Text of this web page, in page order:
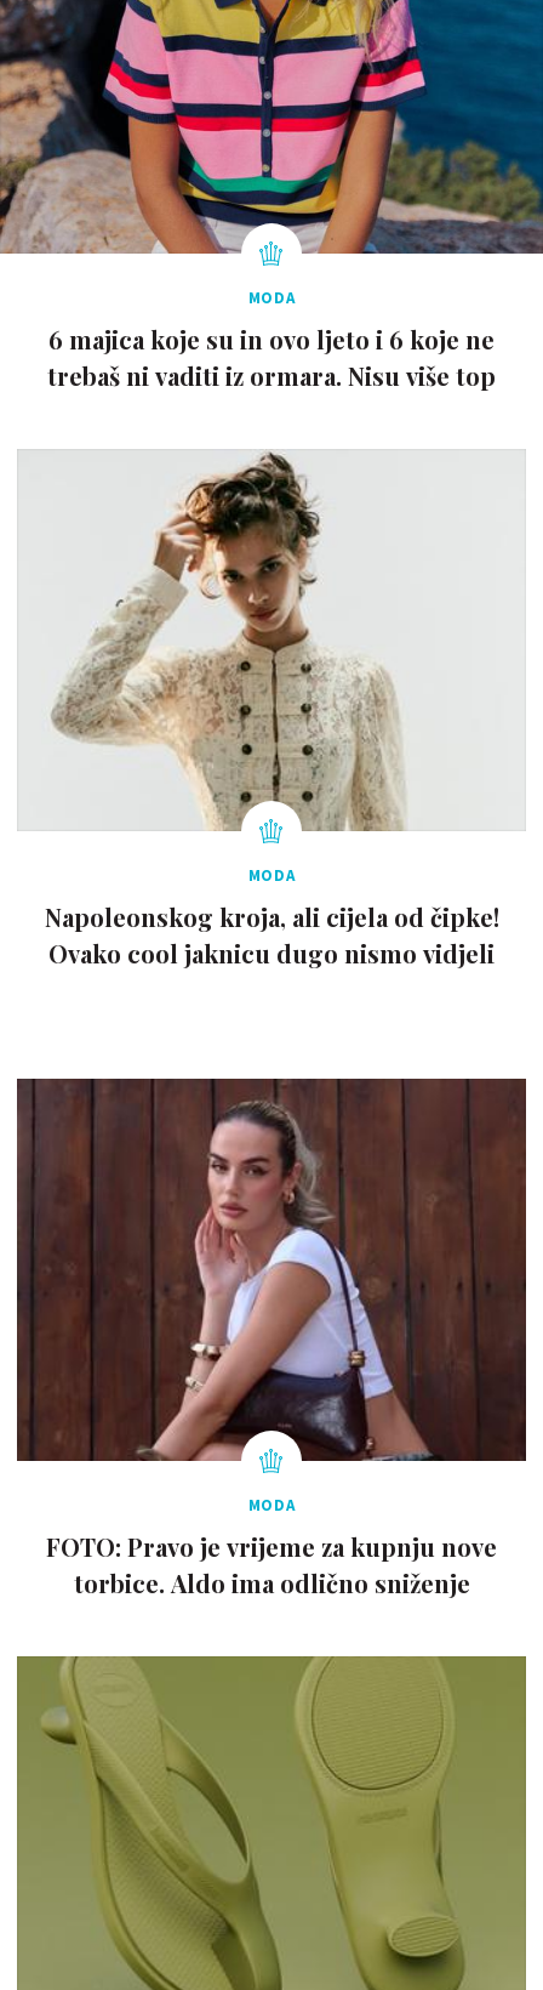
MODA
6 majica koje su in ovo ljeto i 6 koje ne
trebaš ni vaditi iz ormara. Nisu više top
MODA
Napoleonskog kroja, ali cijela od čipke!
Ovako cool jaknicu dugo nismo vidjeli
MODA
FOTO: Pravo je vrijeme za kupnju nove
torbice. Aldo ima odlično sniženje